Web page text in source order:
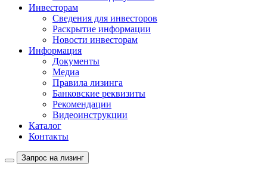
Инвесторам
Сведения для инвесторов
Раскрытие информации
Новости инвесторам
Информация
Документы
Медиа
Правила лизинга
Банковские реквизиты
Рекомендации
Видеоинструкции
Каталог
Контакты
Запрос на лизинг